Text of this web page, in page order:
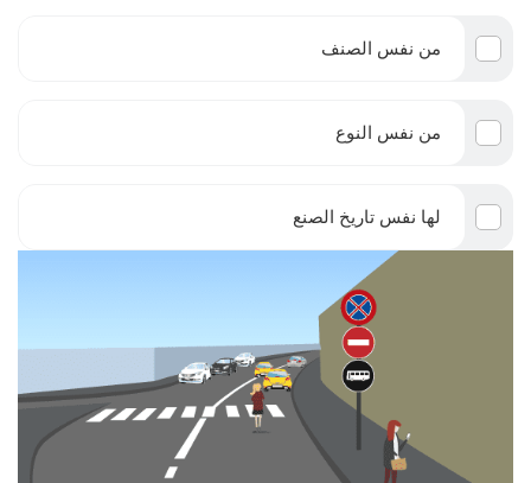
من نفس الصنف
من نفس النوع
لها نفس تاريخ الصنع